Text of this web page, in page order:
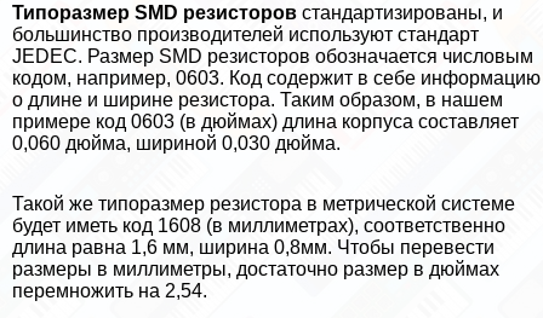
Типоразмер SMD резисторов стандартизированы, и
большинство производителей используют стандарт
JEDEC. Размер SMD резисторов обозначается числовым
кодом, например, 0603. Код содержит в себе информацию
о длине и ширине резистора. Таким образом, в нашем
примере код 0603 (в дюймах) длина корпуса составляет
0,060 дюйма, шириной 0,030 дюйма.
Такой же типоразмер резистора в метрической системе
будет иметь код 1608 (в миллиметрах), соответственно
длина равна 1,6 мм, ширина 0,8мм. Чтобы перевести
размеры в миллиметры, достаточно размер в дюймах
перемножить на 2,54.